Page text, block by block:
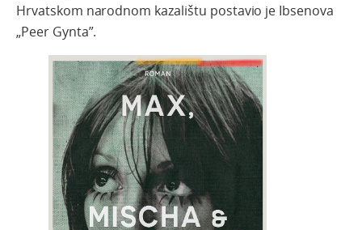
Hrvatskom narodnom kazalištu postavio je Ibsenova
„Peer Gynta”.